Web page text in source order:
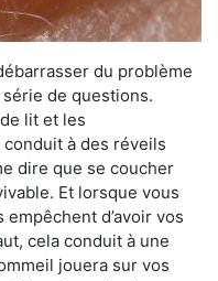
du problème
de questions.
lit et les
à des réveils
dire que se coucher
Et lorsque vous
d’avoir vos
cela conduit à une
jouera sur vos